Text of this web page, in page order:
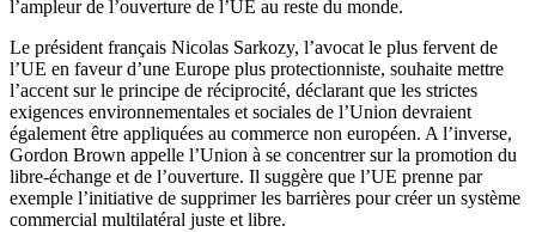
l’ampleur de l’ouverture de l’UE au reste du monde.
Le président français Nicolas Sarkozy, l’avocat le plus fervent de
l’UE en faveur d’une Europe plus protectionniste, souhaite mettre
l’accent sur le principe de réciprocité, déclarant que les strictes
exigences environnementales et sociales de l’Union devraient
également être appliquées au commerce non européen. A l’inverse,
Gordon Brown appelle l’Union à se concentrer sur la promotion du
libre-échange et de l’ouverture. Il suggère que l’UE prenne par
exemple l’initiative de supprimer les barrières pour créer un système
commercial multilatéral juste et libre.